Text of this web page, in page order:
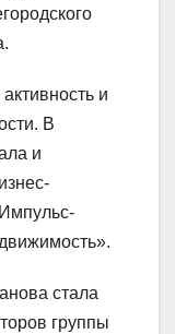
и
В
и
стала
группы